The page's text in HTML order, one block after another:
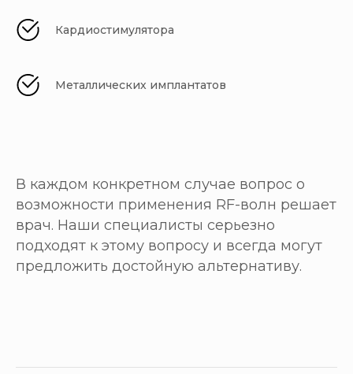
Кардиостимулятора
Металлических имплантатов
В каждом конкретном случае вопрос о
возможности применения RF-волн решает
врач. Наши специалисты серьезно
подходят к этому вопросу и всегда могут
предложить достойную альтернативу.